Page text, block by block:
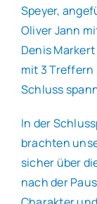
Speyer,
Oliver Jann
Denis
mit 3 Treffern
Schluss
In der
brachten
sicher über
nach der